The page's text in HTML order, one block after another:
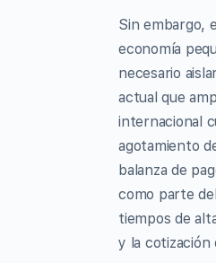
Sin embargo,
economía
necesario
actual que
internacional
agotamiento
balanza de
como parte
tiempos de
y la cotización